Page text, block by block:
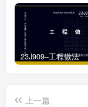
23J909–工程做法
上一篇